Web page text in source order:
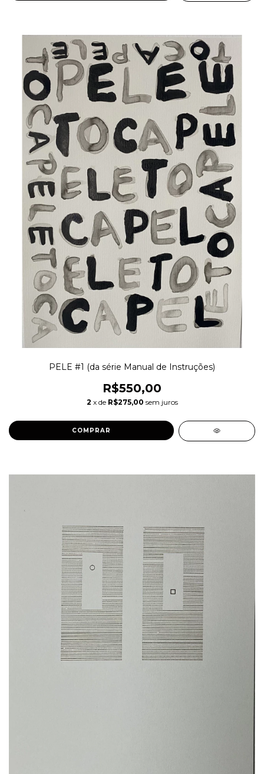
PELE #1 (da série Manual de Instruções)
R$550,00
2 x de R$275,00 sem juros